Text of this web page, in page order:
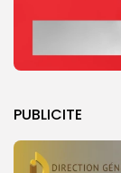
PUBLICITE